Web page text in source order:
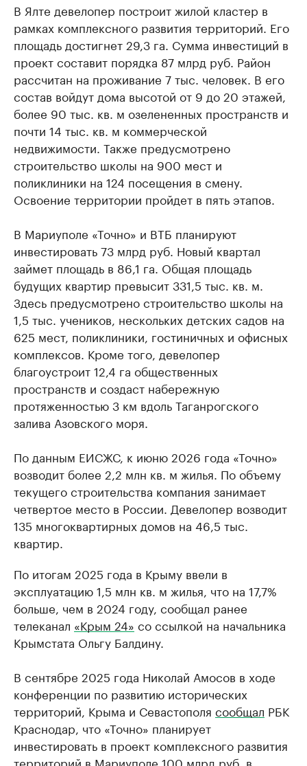
В Ялте девелопер построит жилой кластер в
рамках комплексного развития территорий. Его
площадь достигнет 29,3 га. Сумма инвестиций в
проект составит порядка 87 млрд руб. Район
рассчитан на проживание 7 тыс. человек. В его
состав войдут дома высотой от 9 до 20 этажей,
более 90 тыс. кв. м озелененных пространств и
почти 14 тыс. кв. м коммерческой
недвижимости. Также предусмотрено
строительство школы на 900 мест и
поликлиники на 124 посещения в смену.
Освоение территории пройдет в пять этапов.
В Мариуполе «Точно» и ВТБ планируют
инвестировать 73 млрд руб. Новый квартал
займет площадь в 86,1 га. Общая площадь
будущих квартир превысит 331,5 тыс. кв. м.
Здесь предусмотрено строительство школы на
1,5 тыс. учеников, нескольких детских садов на
625 мест, поликлиники, гостиничных и офисных
комплексов. Кроме того, девелопер
благоустроит 12,4 га общественных
пространств и создаст набережную
протяженностью 3 км вдоль Таганрогского
залива Азовского моря.
По данным ЕИСЖС, к июню 2026 года «Точно»
возводит более 2,2 млн кв. м жилья. По объему
текущего строительства компания занимает
четвертое место в России. Девелопер возводит
135 многоквартирных домов на 46,5 тыс.
квартир.
По итогам 2025 года в Крыму ввели в
эксплуатацию 1,5 млн кв. м жилья, что на 17,7%
больше, чем в 2024 году, сообщал ранее
телеканал «Крым 24» со ссылкой на начальника
Крымстата Ольгу Балдину.
В сентябре 2025 года Николай Амосов в ходе
конференции по развитию исторических
территорий, Крыма и Севастополя сообщал РБК
Краснодар, что «Точно» планирует
инвестировать в проект комплексного развития
территорий в Мариуполе 100 млрд руб. в